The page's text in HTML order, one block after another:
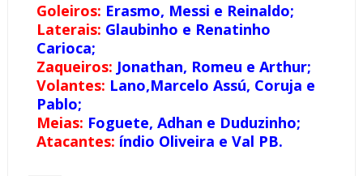
Goleiros: Erasmo, Messi e Reinaldo;
Laterais: Glaubinho e Renatinho
Carioca;
Zaqueiros: Jonathan, Romeu e Arthur;
Volantes: Lano,Marcelo Assú, Coruja e
Pablo;
Meias: Foguete, Adhan e Duduzinho;
Atacantes: índio Oliveira e Val PB.